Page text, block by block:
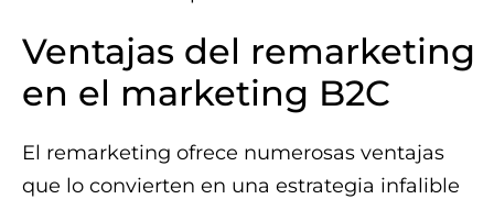
Ventajas del remarketing
en el marketing B2C
El remarketing ofrece numerosas ventajas
que lo convierten en una estrategia infalible